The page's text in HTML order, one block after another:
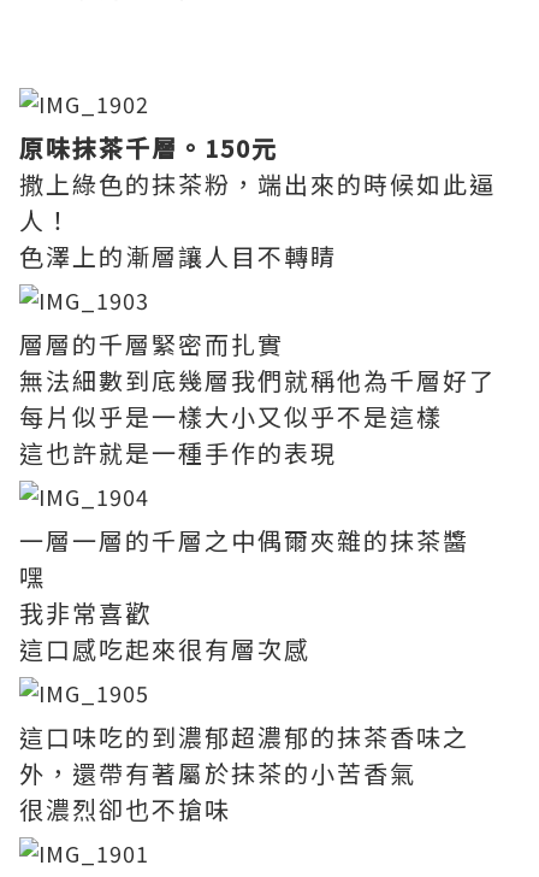
原味抹茶千層。150元
撒上綠色的抹茶粉，端出來的時候如此逼
人！
色澤上的漸層讓人目不轉睛
層層的千層緊密而扎實
無法細數到底幾層我們就稱他為千層好了
每片似乎是一樣大小又似乎不是這樣
這也許就是一種手作的表現
一層一層的千層之中偶爾夾雜的抹茶醬
嘿
我非常喜歡
這口感吃起來很有層次感
這口味吃的到濃郁超濃郁的抹茶香味之
外，還帶有著屬於抹茶的小苦香氣
很濃烈卻也不搶味